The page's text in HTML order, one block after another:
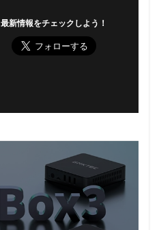
最新情報をチェックしよう！